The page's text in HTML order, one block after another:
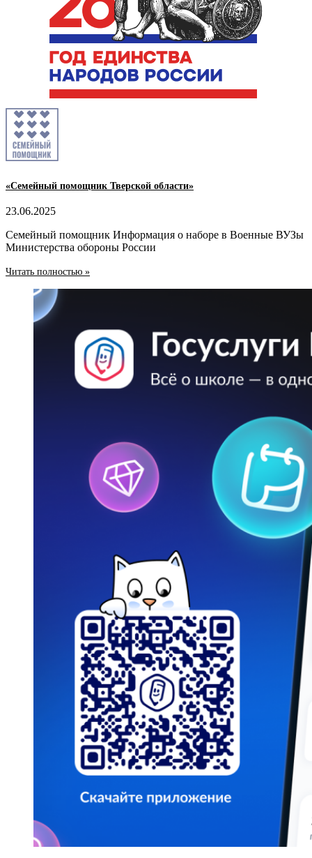
«Семейный помощник Тверской области»
23.06.2025
Семейный помощник Информация о наборе в Военные ВУЗы
Министерства обороны России
Читать полностью »